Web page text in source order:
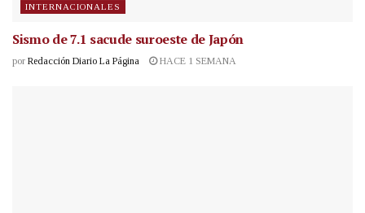
INTERNACIONALES
Sismo de 7.1 sacude suroeste de Japón
por Redacción Diario La Página HACE 1 SEMANA